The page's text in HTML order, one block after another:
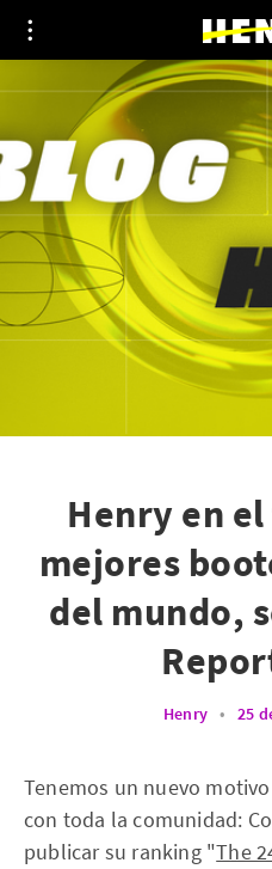
Henry en
mejores
del mundo,
Henry • 25
Tenemos un nuevo
con toda la comunidad:
publicar su ranking "The